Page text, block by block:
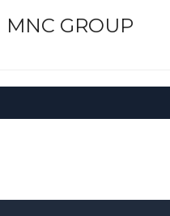
MNC GROUP